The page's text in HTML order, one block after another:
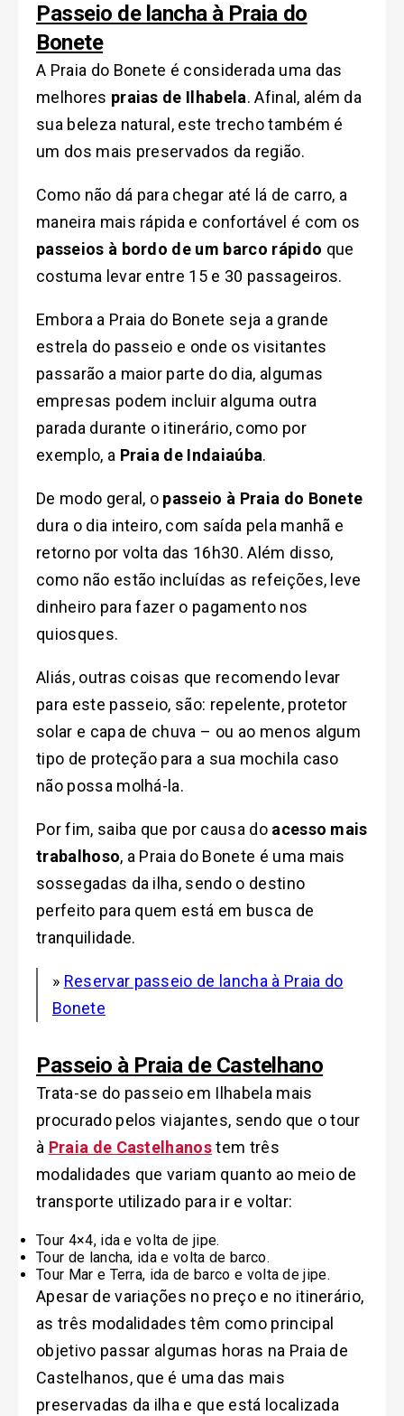
Passeio de lancha à Praia do
Bonete
A Praia do Bonete é considerada uma das
melhores praias de Ilhabela. Afinal, além da
sua beleza natural, este trecho também é
um dos mais preservados da região.
Como não dá para chegar até lá de carro, a
maneira mais rápida e confortável é com os
passeios à bordo de um barco rápido que
costuma levar entre 15 e 30 passageiros.
Embora a Praia do Bonete seja a grande
estrela do passeio e onde os visitantes
passarão a maior parte do dia, algumas
empresas podem incluir alguma outra
parada durante o itinerário, como por
exemplo, a Praia de Indaiaúba.
De modo geral, o passeio à Praia do Bonete
dura o dia inteiro, com saída pela manhã e
retorno por volta das 16h30. Além disso,
como não estão incluídas as refeições, leve
dinheiro para fazer o pagamento nos
quiosques.
Aliás, outras coisas que recomendo levar
para este passeio, são: repelente, protetor
solar e capa de chuva – ou ao menos algum
tipo de proteção para a sua mochila caso
não possa molhá-la.
Por fim, saiba que por causa do acesso mais
trabalhoso, a Praia do Bonete é uma mais
sossegadas da ilha, sendo o destino
perfeito para quem está em busca de
tranquilidade.
» Reservar passeio de lancha à Praia do
Bonete
Passeio à Praia de Castelhano
Trata-se do passeio em Ilhabela mais
procurado pelos viajantes, sendo que o tour
à Praia de Castelhanostem três
modalidades que variam quanto ao meio de
transporte utilizado para ir e voltar:
Tour 4×4, ida e volta de jipe.
Tour de lancha, ida e volta de barco.
Tour Mar e Terra, ida de barco e volta de jipe.
Apesar de variações no preço e no itinerário,
as três modalidades têm como principal
objetivo passar algumas horas na Praia de
Castelhanos, que é uma das mais
preservadas da ilha e que está localizada